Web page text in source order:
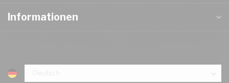
Informationen